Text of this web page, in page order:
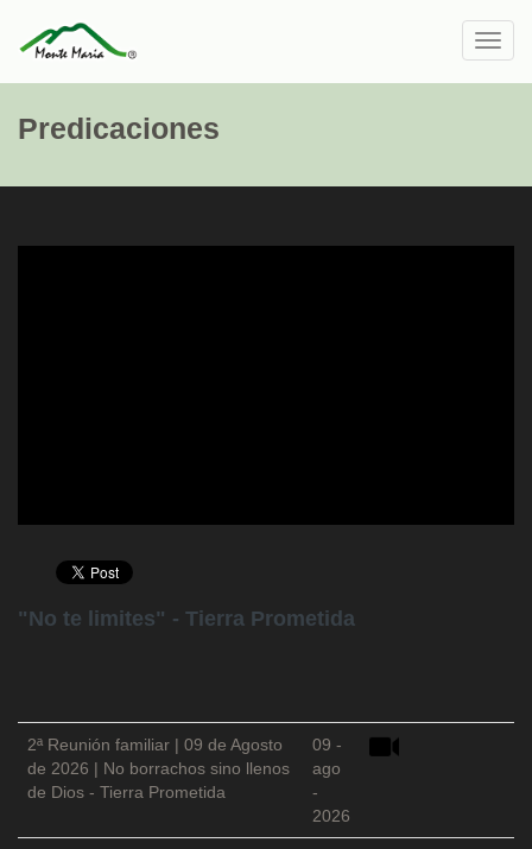
Predicaciones
"No te limites" - Tierra Prometida
2ª Reunión familiar | 09 de Agosto
de 2026 | No borrachos sino llenos
de Dios - Tierra Prometida
09 -
ago
-
2026